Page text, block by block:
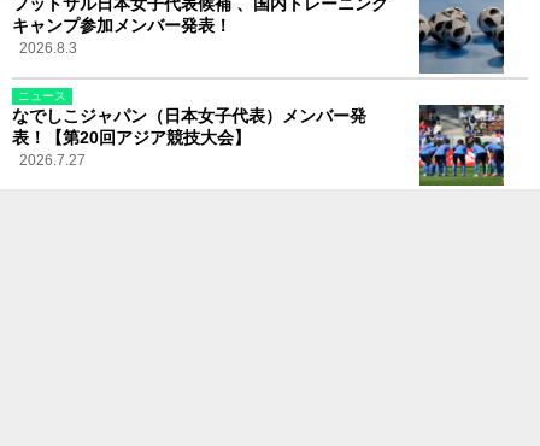
キャンプ参加メンバー発表！
2026.8.3
ニュース
なでしこジャパン（日本女子代表）メンバー発
表！【第20回アジア競技大会】
2026.7.27